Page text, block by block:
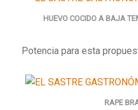
HUEVO COCIDO A BAJA
Potencia para esta
RAPE